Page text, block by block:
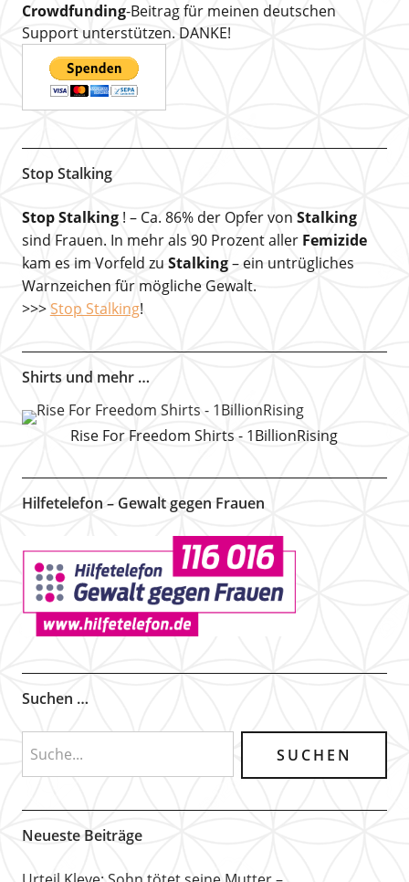
Crowdfunding-Beitrag für meinen deutschen
Support unterstützen. DANKE!
Stop Stalking
Stop Stalking! – Ca. 86% der Opfer von Stalking
sind Frauen. In mehr als 90 Prozent aller Femizide
kam es im Vorfeld zu Stalking– ein untrügliches
Warnzeichen für mögliche Gewalt.
>>> Stop Stalking!
Shirts und mehr …
Rise For Freedom Shirts - 1BillionRising
Hilfetelefon – Gewalt gegen Frauen
Suchen …
Neueste Beiträge